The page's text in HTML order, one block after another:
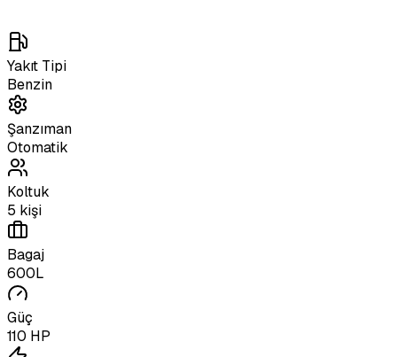
Yakıt Tipi
Benzin
Şanzıman
Otomatik
Koltuk
5 kişi
Bagaj
600L
Güç
110 HP